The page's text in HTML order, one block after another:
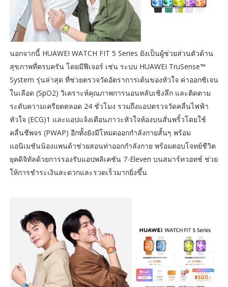
นอกจากนี้ HUAWEI WATCH FIT 5 Series ยังเป็นผู้ช่วยส่วนตัวด้าน
สุขภาพที่ครบครัน โดยมีฟีเจอร์ เช่น ระบบ HUAWEI TruSense™
System รุ่นล่าสุด ที่ช่วยตรวจวัดอัตราการเต้นของหัวใจ ค่าออกซิเจน
ในเลือด (SpO2) วิเคราะห์คุณภาพการนอนหลับเชิงลึก และติดตาม
ระดับความเครียดตลอด 24 ชั่วโมง รวมถึงแอปตรวจวัดคลื่นไฟฟ้า
หัวใจ (ECG)1 และแอปแจ้งเตือนภาวะหัวใจห้องบนสั่นพริ้วโดยใช้
คลื่นชีพจร (PWAP) อีกทั้งยังมีโหมดออกกำลังกายสั้นๆ พร้อม
แอนิเมชันน้องแพนด้าช่วยสอนท่าออกกำลังกาย พร้อมตอบโจทย์ชีวิต
ยุคดิจิทัลด้วยการรองรับแอปพลิเคชัน 7-Eleven บนสมาร์ทวอทช์ ช่วย
ให้การชำระเงินสะดวกและรวดเร็วมากยิ่งขึ้น